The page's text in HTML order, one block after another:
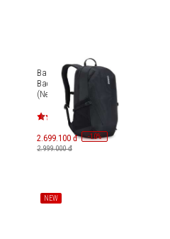
Balo Thule EnRoute
Backpack 21L TEBP5116
(New Version)
2.699.100 đ -10%
2.999.000 đ
NEW